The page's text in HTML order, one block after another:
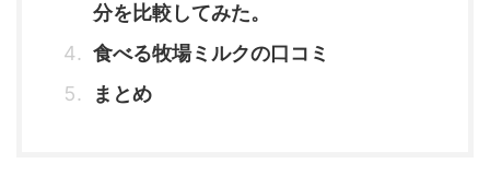
分を比較してみた。
食べる牧場ミルクの口コミ
まとめ